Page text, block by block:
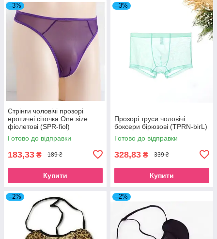
–3%
Стрінги чоловічі прозорі
еротичні сіточка One size
фіолетові (SPR-fiol)
Готово до відправки
183,33 ₴ 189 ₴
Купити
–3%
Прозорі труси чоловічі
боксери бірюзові (TPRN-birL)
Готово до відправки
328,83 ₴ 339 ₴
Купити
–2% –2%